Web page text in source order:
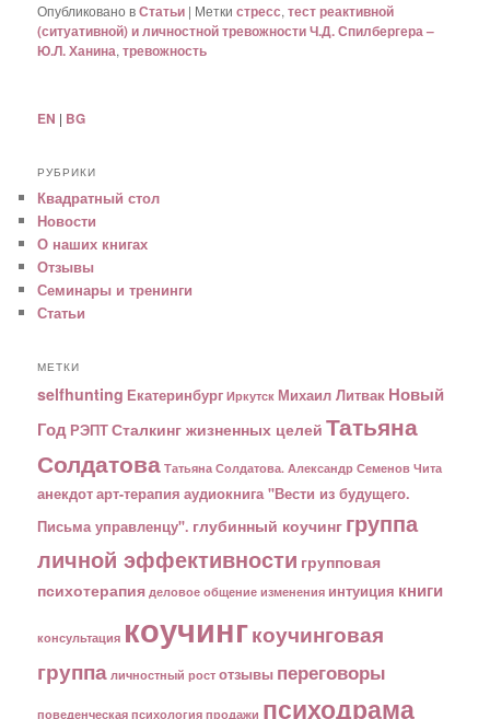
Опубликовано вСтатьи | Метки стресс,тест реактивной
(ситуативной) и личностной тревожности Ч.Д. Спилбергера –
Ю.Л. Ханина,тревожность
EN | BG
РУБРИКИ
Квадратный стол
Новости
О наших книгах
Отзывы
Семинары и тренинги
Статьи
МЕТКИ
selfhunting Екатеринбург Иркутск Михаил Литвак Новый
Год РЭПТСталкинг жизненных целей Татьяна
Солдатова Татьяна Солдатова. Александр Семенов Чита
анекдотарт-терапия аудиокнига "Вести из будущего.
Письма управленцу". глубинный коучинг группа
личной эффективности групповая
психотерапия деловое общение изменения интуиция книги
консультация коучингкоучинговая
группа личностный рост отзывы переговоры
поведенческая психология продажи психодрама